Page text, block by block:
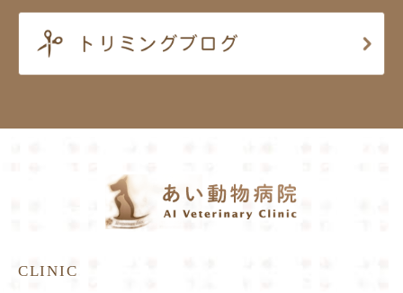
CLINIC